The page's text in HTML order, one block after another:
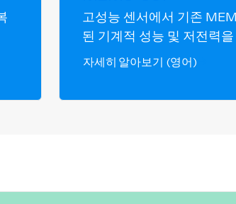
고성능 센서에서 기존
된 기계적 성능 및 저전력
자세히 알아보기 (영어)